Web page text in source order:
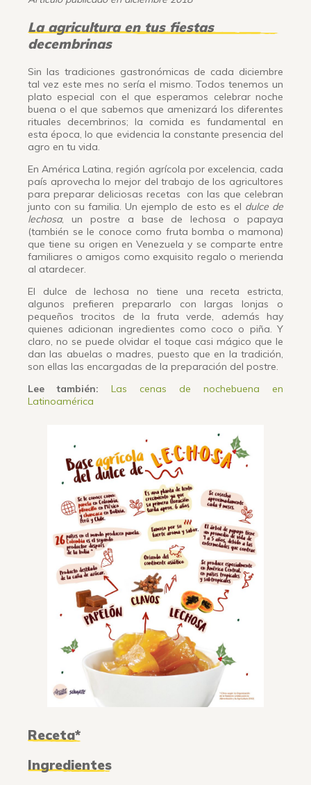
La agricultura en tus fiestas
decembrinas
Sin las tradiciones gastronómicas de cada diciembre
tal vez este mes no sería el mismo. Todos tenemos un
plato especial con el que esperamos celebrar noche
buena o el que sabemos que amenizará los diferentes
rituales decembrinos; la comida es fundamental en
esta época, lo que evidencia la constante presencia del
agro en tu vida.
En América Latina, región agrícola por excelencia, cada
país aprovecha lo mejor del trabajo de los agricultores
para preparar deliciosas recetas con las que celebran
junto con su familia. Un ejemplo de esto es el dulce de
lechosa, un postre a base de lechosa o papaya
(también se le conoce como fruta bomba o mamona)
que tiene su origen en Venezuela y se comparte entre
familiares o amigos como exquisito regalo o merienda
al atardecer.
El dulce de lechosa no tiene una receta estricta,
algunos prefieren prepararlo con largas lonjas o
pequeños trocitos de la fruta verde, además hay
quienes adicionan ingredientes como coco o piña. Y
claro, no se puede olvidar el toque casi mágico que le
dan las abuelas o madres, puesto que en la tradición,
son ellas las encargadas de la preparación del postre.
Lee también: Las cenas de nochebuena en
Latinoamérica
Receta*
Ingredientes